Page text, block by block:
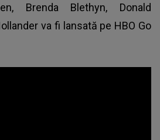
Brenda Blethyn, Donald
va fi lansată pe HBO Go